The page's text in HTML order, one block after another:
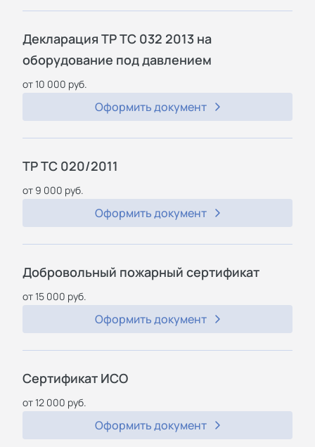
Декларация ТР ТС 032 2013 на
оборудование под давлением
от 10 000 руб.
Оформить документ
ТР ТС 020/2011
от 9 000 руб.
Оформить документ
Добровольный пожарный сертификат
от 15 000 руб.
Оформить документ
Cертификат ИСО
от 12 000 руб.
Оформить документ